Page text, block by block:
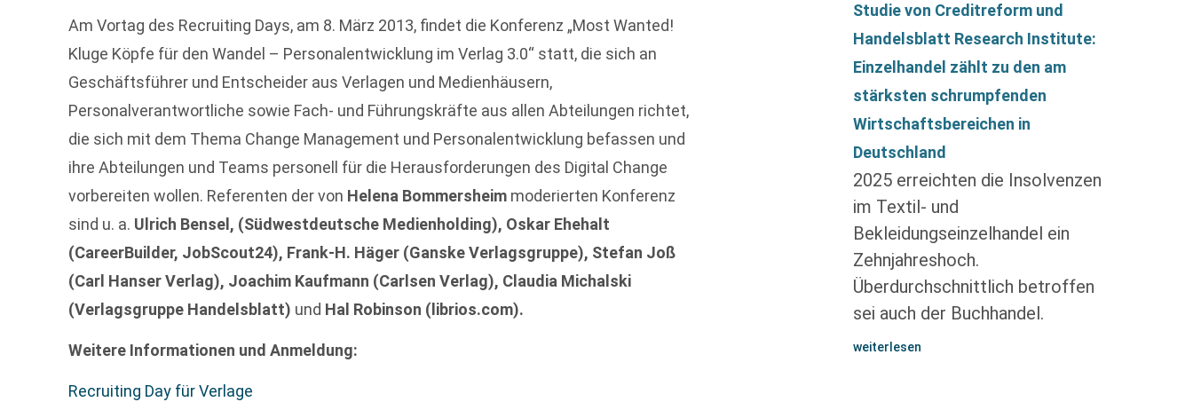
Am Vortag des Recruiting Days, am 8. März 2013, findet die Konferenz „Most Wanted!
Kluge Köpfe für den Wandel – Personalentwicklung im Verlag 3.0“ statt, die sich an
Geschäftsführer und Entscheider aus Verlagen und Medienhäusern,
Personalverantwortliche sowie Fach- und Führungskräfte aus allen Abteilungen richtet,
die sich mit dem Thema Change Management und Personalentwicklung befassen und
ihre Abteilungen und Teams personell für die Herausforderungen des Digital Change
vorbereiten wollen. Referenten der von Helena Bommersheim moderierten Konferenz
sind u. a. Ulrich Bensel, (Südwestdeutsche Medienholding), Oskar Ehehalt
(CareerBuilder, JobScout24), Frank-H. Häger (Ganske Verlagsgruppe), Stefan Joß
(Carl Hanser Verlag), Joachim Kaufmann (Carlsen Verlag), Claudia Michalski
(Verlagsgruppe Handelsblatt) und Hal Robinson (librios.com).
Weitere Informationen und Anmeldung:
Recruiting Day für Verlage
Studie von Creditreform und
Handelsblatt Research Institute:
Einzelhandel zählt zu den am
stärksten schrumpfenden
Wirtschaftsbereichen in
Deutschland
2025 erreichten die Insolvenzen
im Textil- und
Bekleidungseinzelhandel ein
Zehnjahreshoch.
Überdurchschnittlich betroffen
sei auch der Buchhandel.
weiterlesen